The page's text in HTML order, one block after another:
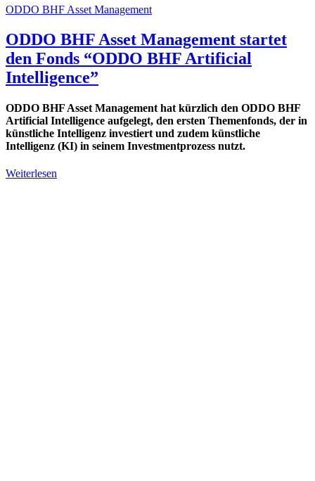
ODDO BHF Asset Management
ODDO BHF Asset Management startet
den Fonds “ODDO BHF Artificial
Intelligence”
ODDO BHF Asset Management hat kürzlich den ODDO BHF
Artificial Intelligence aufgelegt, den ersten Themenfonds, der in
künstliche Intelligenz investiert und zudem künstliche
Intelligenz (KI) in seinem Investmentprozess nutzt.
Weiterlesen